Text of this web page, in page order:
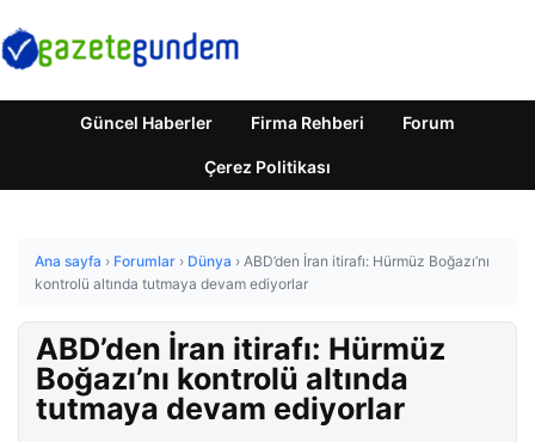
Güncel Haberler Firma Rehberi Forum
Çerez Politikası
Ana sayfa › Forumlar › Dünya › ABD’den İran itirafı: Hürmüz Boğazı’nı
kontrolü altında tutmaya devam ediyorlar
ABD’den İran itirafı: Hürmüz
Boğazı’nı kontrolü altında
tutmaya devam ediyorlar